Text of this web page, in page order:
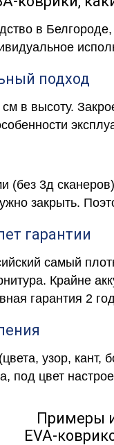
в
подход
в высоту.
(без 3д
закрыть.
гарантии
самый
Крайне
гарантия 2
узор, кант,
под цвет
Примеры
EVA-